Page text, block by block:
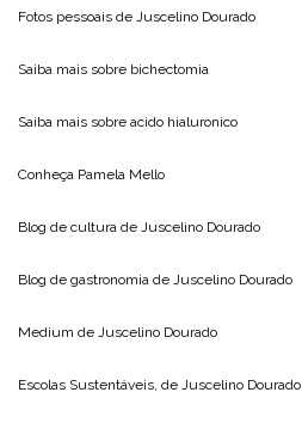
Fotos pessoais de Juscelino Dourado
Saiba mais sobre bichectomia
Saiba mais sobre acido hialuronico
Conheça Pamela Mello
Blog de cultura de Juscelino Dourado
Blog de gastronomia de Juscelino Dourado
Medium de Juscelino Dourado
Escolas Sustentáveis, de Juscelino Dourado